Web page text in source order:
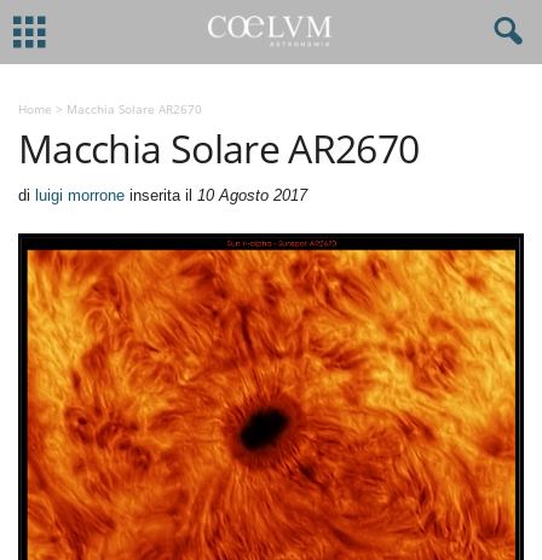
Home > Macchia Solare AR2670
Macchia Solare AR2670
di luigi morrone inserita il 10 Agosto 2017